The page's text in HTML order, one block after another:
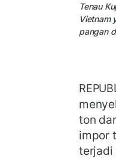
Tenau
Vietnam
pangan
ton
impor
terjadi